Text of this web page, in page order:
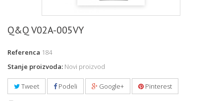
Q&Q V02A-005VY
Referenca 184
Stanje proizvoda: Novi proizvod
Tweet Podeli Google+ Pinterest